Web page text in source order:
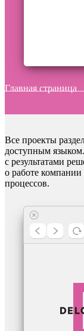
Главная страница
Все проекты
доступным
с результатами
о работе
процессов.